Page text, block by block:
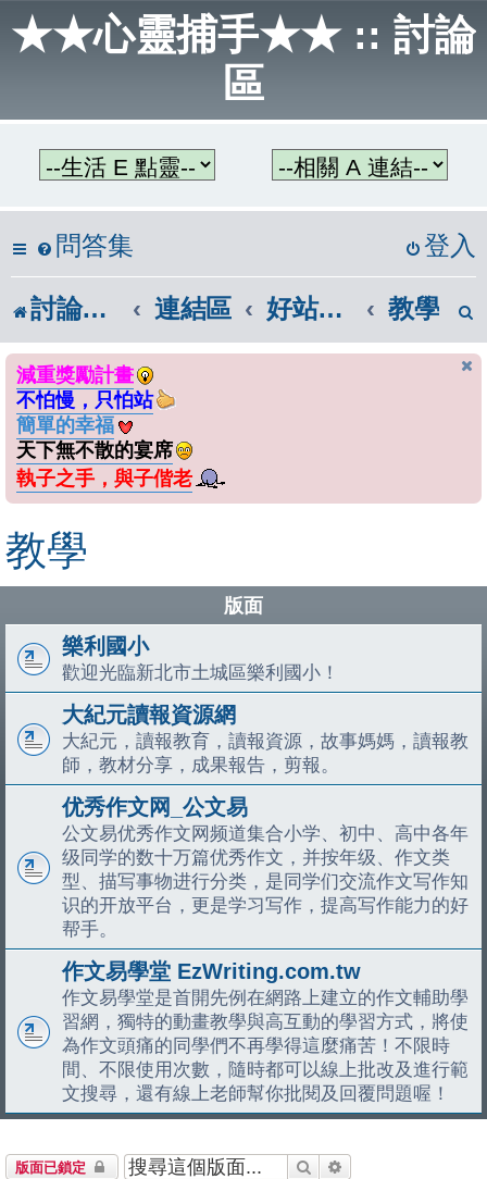
★★心靈捕手★★ :: 討論
區
問答集 登入
討論區首頁 連結區 好站連結 教學
減重獎勵計畫
不怕慢，只怕站
簡單的幸福
天下無不散的宴席
執子之手，與子偕老
教學
版面
樂利國小
歡迎光臨新北市土城區樂利國小！
大紀元讀報資源網
大紀元，讀報教育，讀報資源，故事媽媽，讀報教
師，教材分享，成果報告，剪報。
优秀作文网_公文易
公文易优秀作文网频道集合小学、初中、高中各年
级同学的数十万篇优秀作文，并按年级、作文类
型、描写事物进行分类，是同学们交流作文写作知
识的开放平台，更是学习写作，提高写作能力的好
帮手。
作文易學堂 EzWriting.com.tw
作文易學堂是首開先例在網路上建立的作文輔助學
習網，獨特的動畫教學與高互動的學習方式，將使
為作文頭痛的同學們不再學得這麼痛苦！不限時
間、不限使用次數，隨時都可以線上批改及進行範
文搜尋，還有線上老師幫你批閱及回覆問題喔！
版面已鎖定 搜尋